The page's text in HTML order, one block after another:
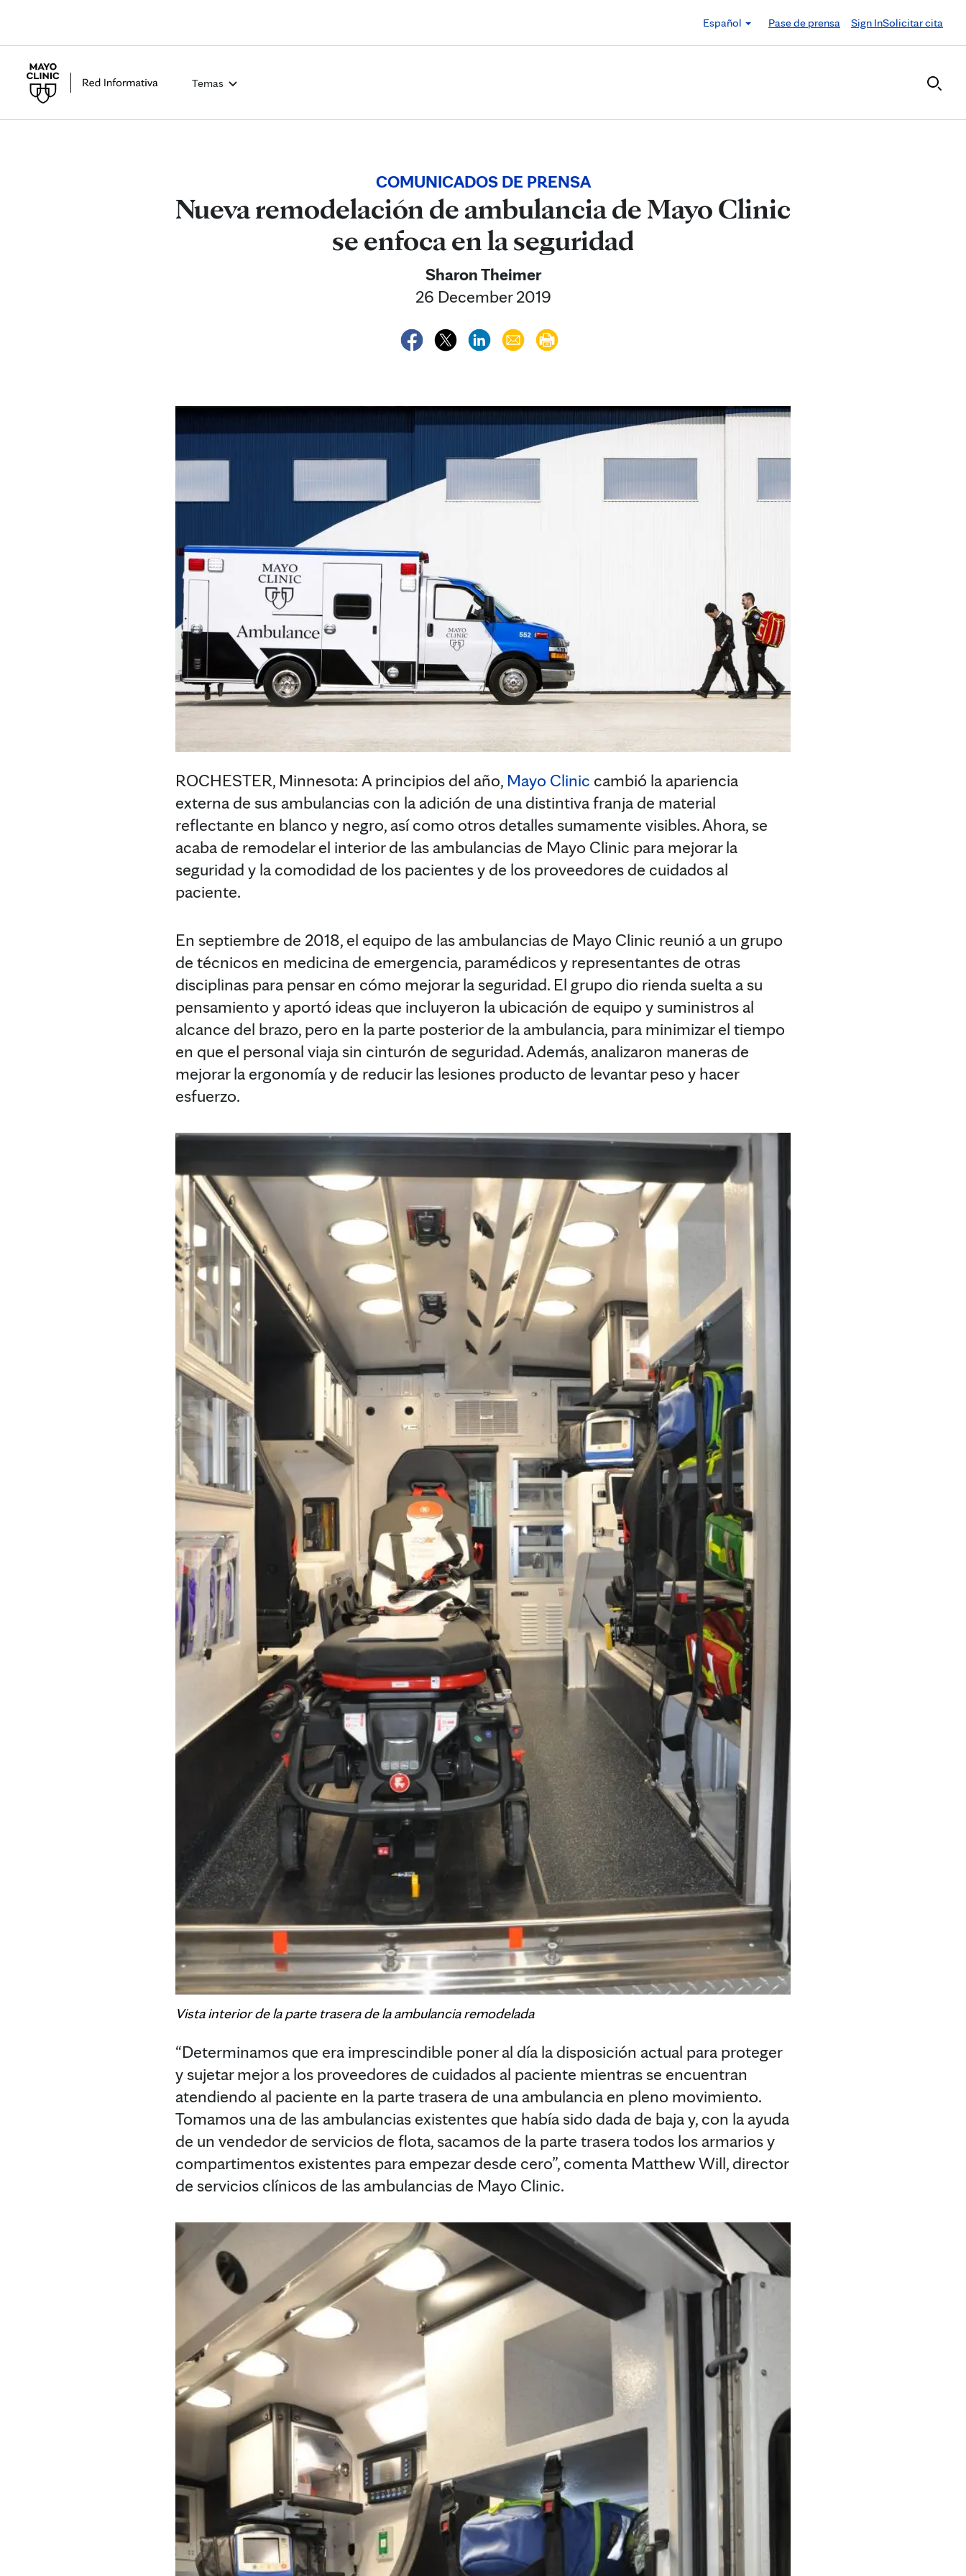
Español
Pase de prensa Sign InSolicitar cita
Temas
COMUNICADOS DE PRENSA
Nueva remodelación de ambulancia de Mayo Clinic
se enfoca en la seguridad
Sharon Theimer
26 December 2019
ROCHESTER, Minnesota: A principios del año, Mayo Clinic cambió la apariencia
externa de sus ambulancias con la adición de una distintiva franja de material
reflectante en blanco y negro, así como otros detalles sumamente visibles. Ahora, se
acaba de remodelar el interior de las ambulancias de Mayo Clinic para mejorar la
seguridad y la comodidad de los pacientes y de los proveedores de cuidados al
paciente.
En septiembre de 2018, el equipo de las ambulancias de Mayo Clinic reunió a un grupo
de técnicos en medicina de emergencia, paramédicos y representantes de otras
disciplinas para pensar en cómo mejorar la seguridad. El grupo dio rienda suelta a su
pensamiento y aportó ideas que incluyeron la ubicación de equipo y suministros al
alcance del brazo, pero en la parte posterior de la ambulancia, para minimizar el tiempo
en que el personal viaja sin cinturón de seguridad. Además, analizaron maneras de
mejorar la ergonomía y de reducir las lesiones producto de levantar peso y hacer
esfuerzo.
Vista interior de la parte trasera de la ambulancia remodelada
“Determinamos que era imprescindible poner al día la disposición actual para proteger
y sujetar mejor a los proveedores de cuidados al paciente mientras se encuentran
atendiendo al paciente en la parte trasera de una ambulancia en pleno movimiento.
Tomamos una de las ambulancias existentes que había sido dada de baja y, con la ayuda
de un vendedor de servicios de flota, sacamos de la parte trasera todos los armarios y
compartimentos existentes para empezar desde cero”, comenta Matthew Will, director
de servicios clínicos de las ambulancias de Mayo Clinic.